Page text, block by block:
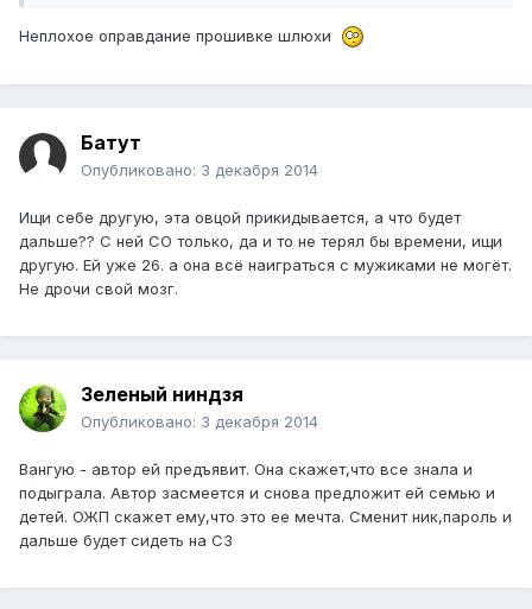
Неплохое оправдание прошивке шлюхи
Батут
Опубликовано: 3 декабря 2014
Ищи себе другую, эта овцой прикидывается, а что будет
дальше?? С ней СО только, да и то не терял бы времени, ищи
другую. Ей уже 26. а она всё наиграться с мужиками не могёт.
Не дрочи свой мозг.
Зеленый ниндзя
Опубликовано: 3 декабря 2014
Вангую - автор ей предъявит. Она скажет,что все знала и
подыграла. Автор засмеется и снова предложит ей семью и
детей. ОЖП скажет ему,что это ее мечта. Сменит ник,пароль и
дальше будет сидеть на СЗ